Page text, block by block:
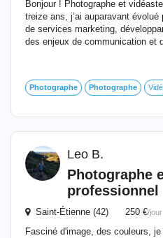
Bonjour ! Photographe et
treize ans, j’ai auparavant
de services marketing,
des enjeux de communication et
Photographe Photographe
Leo B.
Photographe
professionnel
Saint-Étienne (42) 250 €/jour
Fasciné d'image, des couleurs,